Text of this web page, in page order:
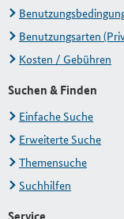
Benutzungsarten
Kosten / Gebühren
Suchen & Finden
Einfache Suche
Erweiterte Suche
Themensuche
Suchhilfen